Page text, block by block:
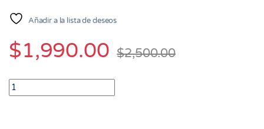
Añadir a la lista de deseos
$1,990.00 $2,500.00
Papa Pastusa Lavada Paquete x500 gramos quantity